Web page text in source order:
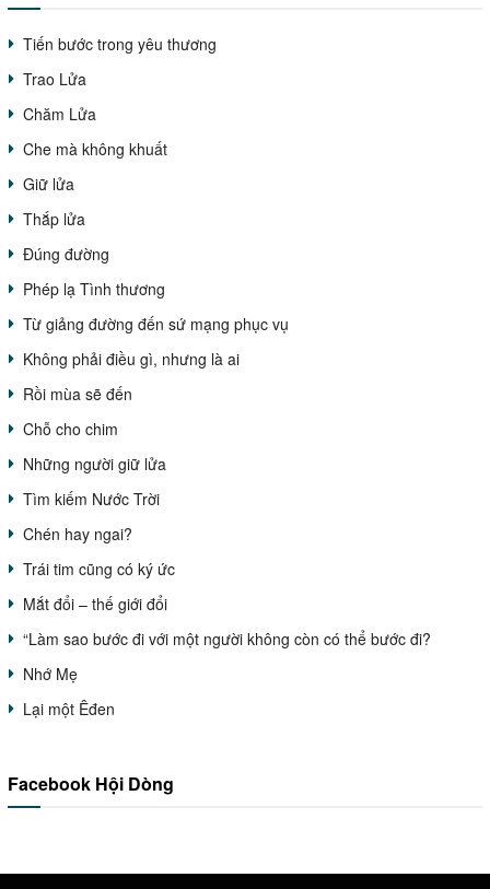
Tiến bước trong yêu thương
Trao Lửa
Chăm Lửa
Che mà không khuất
Giữ lửa
Thắp lửa
Đúng đường
Phép lạ Tình thương
Từ giảng đường đến sứ mạng phục vụ
Không phải điều gì, nhưng là ai
Rồi mùa sẽ đến
Chỗ cho chim
Những người giữ lửa
Tìm kiếm Nước Trời
Chén hay ngai?
Trái tim cũng có ký ức
Mắt đổi – thế giới đổi
“Làm sao bước đi với một người không còn có thể bước đi?
Nhớ Mẹ
Lại một Êđen
Facebook Hội Dòng